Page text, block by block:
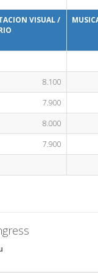
VISUAL /
8.100
7.900
8.000
7.900